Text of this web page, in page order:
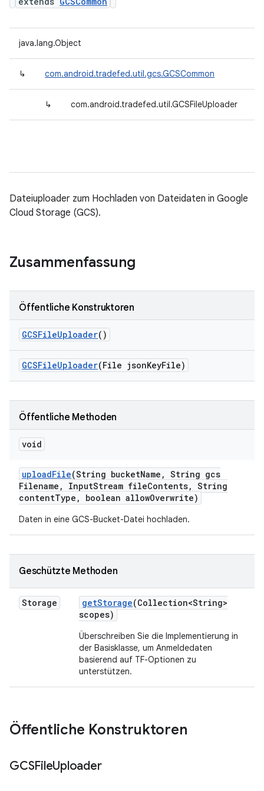
java.lang.Object
↳ com.android.tradefed.util.gcs.GCSCommon
↳ com.android.tradefed.util.GCSFileUploader
Dateiuploader zum Hochladen von Dateidaten in Google
Cloud Storage (GCS).
Zusammenfassung
Öffentliche Konstruktoren
GCSFileUploader()
GCSFileUploader(File jsonKeyFile)
Öffentliche Methoden
void
uploadFile(String bucketName , String gcs
Filename , InputStream fileContents, String
contentType , boolean allowOverwrite)
Daten in eine GCS-Bucket-Datei hochladen.
Geschützte Methoden
Storage getStorage(Collection<String>
scopes)
Überschreiben Sie die Implementierung in
der Basisklasse, um Anmeldedaten
basierend auf TF-Optionen zu
unterstützen.
Öffentliche Konstruktoren
GCSFileUploader